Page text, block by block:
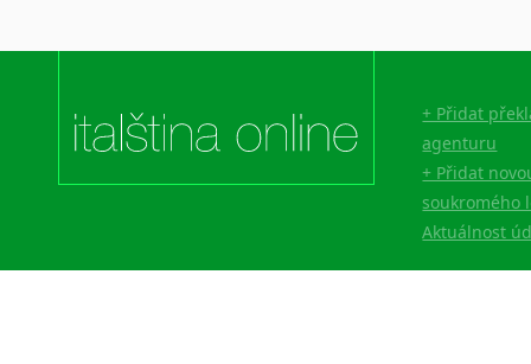
+ Přidat
agenturu
+ Přidat
soukromého
Aktuálnost